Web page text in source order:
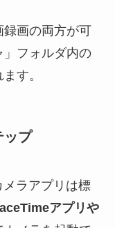
録画の両方が可
フォルダ内の
す。
ップ
ラアプリは標
アプリや